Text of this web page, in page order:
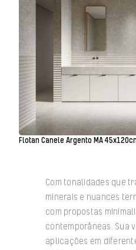
Flotan Canele Argento MA
Com tonalidades que
minerais e nuances
com propostas
contemporâneas. Sua
aplicações em